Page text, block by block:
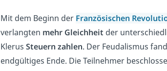
Mit dem Beginn der Französischen
verlangten mehr Gleichheit der
Klerus Steuern zahlen. Der Feudalismus
endgültiges Ende. Die Teilnehmer